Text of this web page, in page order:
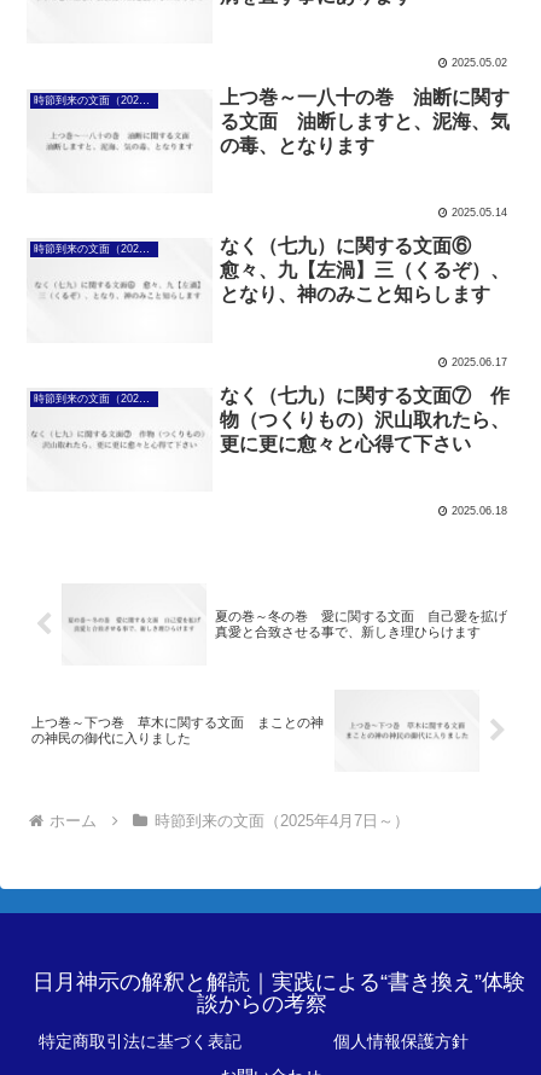
2025.05.02
上つ巻～一八十の巻 油断に関す
る文面 油断しますと、泥海、気
の毒、となります
2025.05.14
時節到来の文面（2025年4月7日～）
なく（七九）に関する文面⑥
愈々、九【左渦】三（くるぞ）、
となり、神のみこと知らします
2025.06.17
時節到来の文面（2025年4月7日～）
なく（七九）に関する文面⑦ 作
物（つくりもの）沢山取れたら、
更に更に愈々と心得て下さい
2025.06.18
夏の巻～冬の巻 愛に関する文面 自己愛を拡げ
真愛と合致させる事で、新しき理ひらけます
上つ巻～下つ巻 草木に関する文面 まことの神
の神民の御代に入りました
ホーム 時節到来の文面（2025年4月7日～）
日月神示の解釈と解読｜実践による“書き換え”体験
談からの考察
特定商取引法に基づく表記
個人情報保護方針